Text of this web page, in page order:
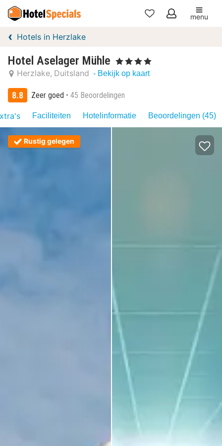
Mijn
menu
Hotels in Herzlake
Hotel Aselager Mühle , 4 Sterren
Herzlake Duitsland - Bekijk op kaart
8.8 Zeer goed 45 Beoordelingen
Faciliteiten Hotelinformatie Beoordelingen (45)
Rustig gelegen